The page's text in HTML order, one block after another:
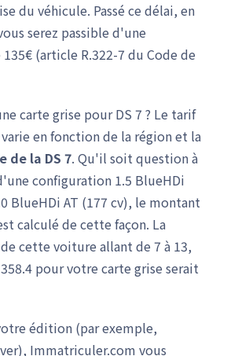
du véhicule. Passé ce délai, en
serez passible d'une
(article R.322-7 du Code de
carte grise pour DS 7 ? Le tarif
en fonction de la région et la
de la DS 7. Qu'il soit question à
configuration 1.5 BlueHDi
BlueHDi AT (177 cv), le montant
calculé de cette façon. La
cette voiture allant de 7 à 13,
pour votre carte grise serait
édition (par exemple,
Immatriculer.com vous